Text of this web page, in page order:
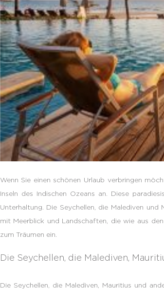
Wenn Sie einen schönen Urlaub verbringen
Inseln des Indischen Ozeans an. Diese
Unterhaltung. Die Seychellen, die Malediven
mit Meerblick und Landschaften, die wie aus
zum Träumen ein.
Die Seychellen, die Malediven,
Die Seychellen, die Malediven, Mauritius und